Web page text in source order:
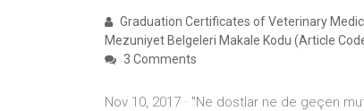
Graduation Certificates of Veterinary
Mezuniyet Belgeleri Makale Kodu (Article
3 Comments
Nov 10, 2017 · "Ne dostlar ne de geçen